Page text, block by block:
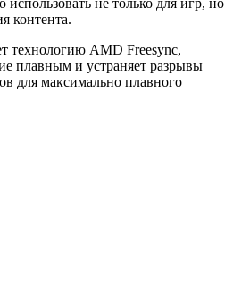
контента.
технологию AMD Freesync,
плавным и устраняет разрывы
для максимально плавного